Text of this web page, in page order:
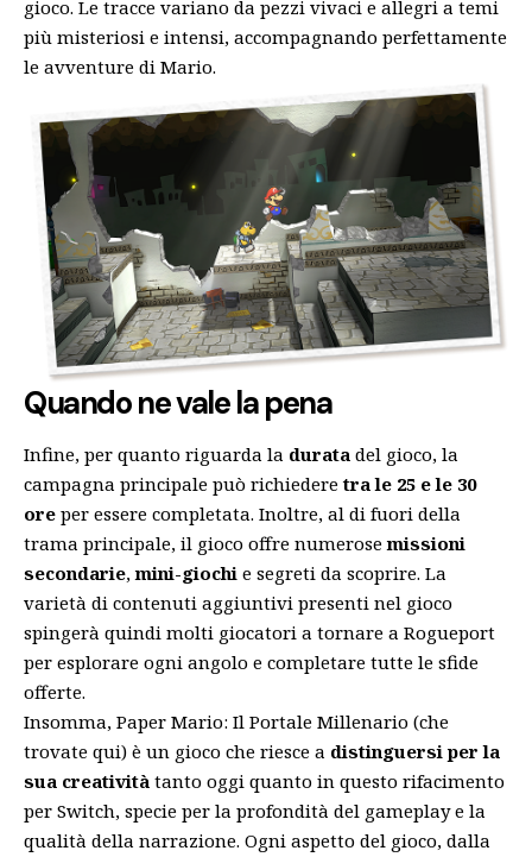
gioco. Le tracce variano da pezzi vivaci e allegri a temi
più misteriosi e intensi, accompagnando perfettamente
le avventure di Mario.
Quando ne vale la pena
Infine, per quanto riguarda la durata del gioco, la
campagna principale può richiederetra le 25 e le 30
ore per essere completata. Inoltre, al di fuori della
trama principale, il gioco offre numerosemissioni
secondarie,mini-giochi e segreti da scoprire. La
varietà di contenuti aggiuntivi presenti nel gioco
spingerà quindi molti giocatori a tornare a Rogueport
per esplorare ogni angolo e completare tutte le sfide
offerte.
Insomma, Paper Mario: Il Portale Millenario (che
trovate qui) è un gioco che riesce a distinguersi per la
sua creatività tanto oggi quanto in questo rifacimento
per Switch, specie per la profondità del gameplay e la
qualità della narrazione. Ogni aspetto del gioco, dalla